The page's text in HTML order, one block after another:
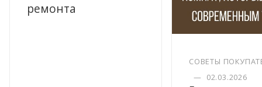
ремонта
СОВЕТЫ
— 02.03.2026